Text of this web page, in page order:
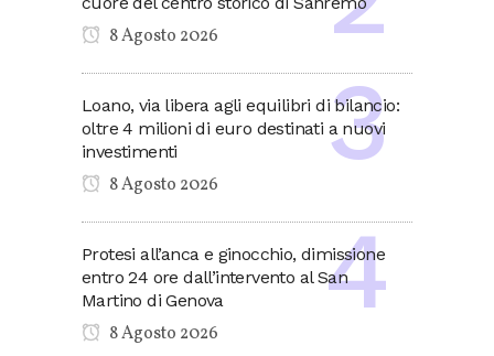
8 Agosto 2026
Loano, via libera agli equilibri di bilancio:
oltre 4 milioni di euro destinati a nuovi
investimenti
8 Agosto 2026
Protesi all’anca e ginocchio, dimissione
entro 24 ore dall’intervento al San
Martino di Genova
8 Agosto 2026